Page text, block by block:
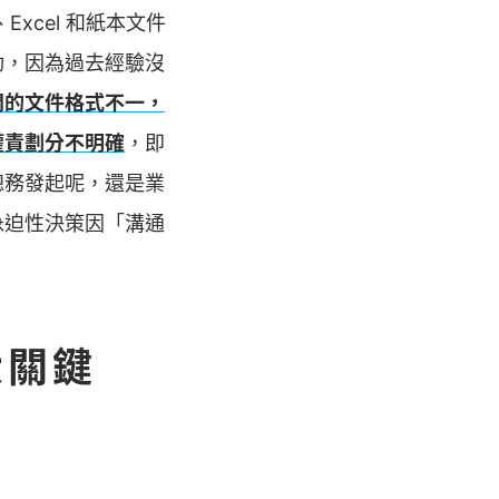
Excel 和紙本文件
因為過去經驗沒
文件格式不一，
責劃分不明確 ，即
發起呢，還是業
性決策因「溝通
鍵